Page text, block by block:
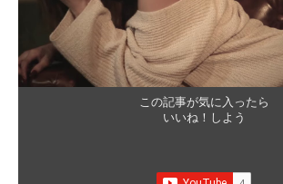
この記事が気に入ったら
いいね！しよう